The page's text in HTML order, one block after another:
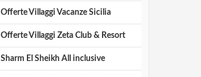
Offerte Villaggi Vacanze Sicilia
Offerte Villaggi Zeta Club & Resort
Sharm El Sheikh All inclusive